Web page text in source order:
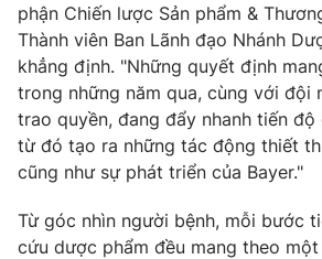
phận Chiến lược Sản phẩm &
Thành viên Ban Lãnh đạo Nhánh
khẳng định. "Những quyết định
trong những năm qua, cùng với đội
trao quyền, đang đẩy nhanh tiến
từ đó tạo ra những tác động thiết
cũng như sự phát triển của Bayer."
Từ góc nhìn người bệnh, mỗi bước
cứu dược phẩm đều mang theo